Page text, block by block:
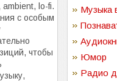
ambient, lo-fi.
с особым
чтобы
Музыка
Юмор
Радио